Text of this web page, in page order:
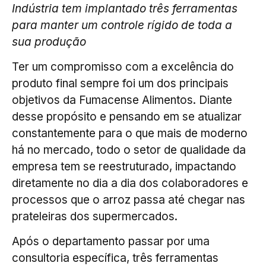
Indústria tem implantado três ferramentas
para manter um controle rígido de toda a
sua produção
Ter um compromisso com a excelência do
produto final sempre foi um dos principais
objetivos da Fumacense Alimentos. Diante
desse propósito e pensando em se atualizar
constantemente para o que mais de moderno
há no mercado, todo o setor de qualidade da
empresa tem se reestruturado, impactando
diretamente no dia a dia dos colaboradores e
processos que o arroz passa até chegar nas
prateleiras dos supermercados.
Após o departamento passar por uma
consultoria específica, três ferramentas